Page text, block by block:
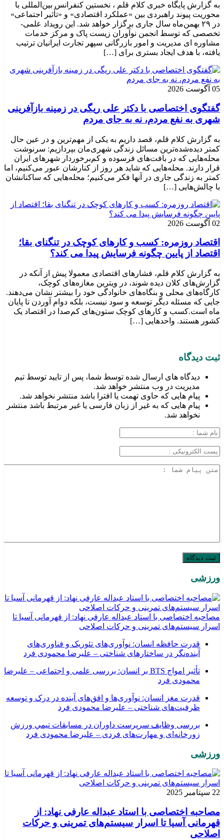
به گزارش پایگاه خبری کلام قلم ، نخستین کنفرانس بین‌المللی با
محوریت پیوند راهبردی بین «عملکرد اقتصادی» و «تأثیر اجتماعی»
در ۲۹ بهمن‌ماه سال جاری برگزار خواهد شد. این رویداد علمی-
تخصصی که توسط انجمن نوآوران زیست پاک و مرکز خدمات
مشاوره ای مدیریت و امور بازرگانی سپهر تجارت ایرانیان ترتیب
یافته، با هدف ایجاد بستری برای […]
05 آگوست 2026
گفتگوی اختصاصی با دکتر علی ریگی در زمینه بازآفرینی
شهری به نفع مردم، نه به جای مردم
به گزارش کلام قلم، قصد داریم به یکی از مهم‌ترین و در عین حال
کمتر دیده‌شده‌ترین مسائل زندگی شهری‌مان بپردازیم: سرنوشت
محله‌هایی که در بافت‌های فرسوده و کم‌برخوردار شهرهای ایران
قرار دارند. محله‌هایی که شاید هر روز از کنارشان عبور می‌کنیم، اما
کمتر به زندگی جاری در آنها فکر می‌کنیم؛ محله‌هایی که ساکنانشان
با چالش‌هایی […]
02 آگوست 2026
اقتصاد روزمره: کسب‌ و کارهای کوچک در تنگنای بقا؛
اقتصاد از پایین چگونه فرسایش پیدا می کند؟
به گزارش کلام قلم، فشارهای اقتصادی معمولا پیش از آنکه در
گزارش‌های کلان دیده شوند، در ویترین مغازه‌های کوچک،
کارگاه‌های محلی و بنگاه‌های خانوادگی خود را بیشتر نشان می‌دهند.
جایی که مسئله دیگر توسعه و سود نیست، بلکه دوام آوردن تا پایان
ماه است.کسب‌ و کارهای کوچک ستون‌های کم‌صدا در اقتصاد یک
کشور هستند. واحدهایی […]
ثبت دیدگاه
دیدگاه های ارسال شده توسط شما، پس از تایید توسط تیم
مدیریت در وب منتشر خواهد شد.
پیام هایی که حاوی تهمت یا افترا باشد منتشر نخواهد شد.
پیام هایی که به غیر از زبان فارسی یا غیر مرتبط باشد منتشر
نخواهد شد.
ورزشی
مصاحبه اختصاصی با استاد عبداله عارفی نهاد: از قهرمانی آسیا تا
اسرار سیستم‌های تمرینی و حرکات اصلاحی
قدرت حافظه انسان: نوآوری‌های تئوریک و فناوری‌های
آینده‌نگر در ساختارهای شناختی – علیرضا محمودی فرد
تأثیر امواج BTS بر انسان: بررسی علمی و اجتماعی – علیرضا
محمودی فرد
قدرت مغز انسان: نوآوری‌ها و افق‌های آینده در درک و توسعه
ظرفیت‌های شناختی – علیرضا محمودی فرد
بررسی وظايف سرپرست داوران در مسابقات تیمي ورزش
زورخانه‌ای و مهارت‌های فردی – علیرضا محمودی فرد
ورزشی
22 سپتامبر 2025
مصاحبه اختصاصی با استاد عبداله عارفی نهاد: از
قهرمانی آسیا تا اسرار سیستم‌های تمرینی و حرکات
اصلاحی